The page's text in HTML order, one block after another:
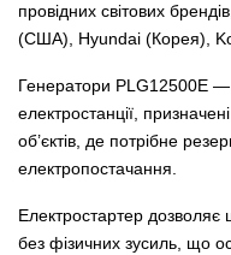
провідних світових
(США), Hyundai (Корея),
Генератори PLG12500E —
електростанції,
об’єктів, де потрібне
електропостачання.
Електростартер дозволяє
без фізичних зусиль, що